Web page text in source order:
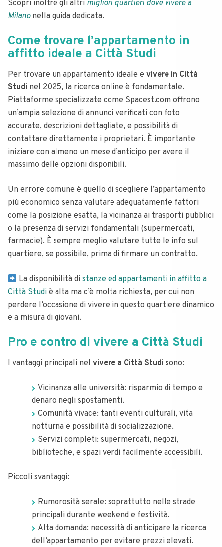
Scopri inoltre gli altri migliori quartieri dove vivere a
Milanonella guida dedicata.
Come trovare l’appartamento in
affitto ideale a Città Studi
Per trovare un appartamento ideale e vivere in Città
Studi nel 2025, la ricerca online è fondamentale.
Piattaforme specializzate come Spacest.com offrono
un’ampia selezione di annunci verificati con foto
accurate, descrizioni dettagliate, e possibilità di
contattare direttamente i proprietari. È importante
iniziare con almeno un mese d’anticipo per avere il
massimo delle opzioni disponibili.
Un errore comune è quello di scegliere l’appartamento
più economico senza valutare adeguatamente fattori
come la posizione esatta, la vicinanza ai trasporti pubblici
o la presenza di servizi fondamentali (supermercati,
farmacie). È sempre meglio valutare tutte le info sul
quartiere, se possibile, prima di firmare un contratto.
La disponibilità distanze ed appartamenti in affitto a
Città Studi è alta ma c’è molta richiesta, per cui non
perdere l’occasione di vivere in questo quartiere dinamico
e a misura di giovani.
Pro e contro di vivere a Città Studi
I vantaggi principali nel vivere a Città Studi sono:
Vicinanza alle università: risparmio di tempo e
denaro negli spostamenti.
Comunità vivace: tanti eventi culturali, vita
notturna e possibilità di socializzazione.
Servizi completi: supermercati, negozi,
biblioteche, e spazi verdi facilmente accessibili.
Piccoli svantaggi:
Rumorosità serale: soprattutto nelle strade
principali durante weekend e festività.
Alta domanda: necessità di anticipare la ricerca
dell’appartamento per evitare prezzi elevati.